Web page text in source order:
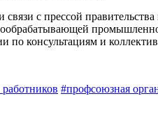
с прессой
по консультациям и
работников #профсоюзная